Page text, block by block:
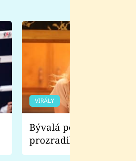
VIRÁLY
Bývalá pornoherečka
prozradila, co ji
natáčení Euforie.